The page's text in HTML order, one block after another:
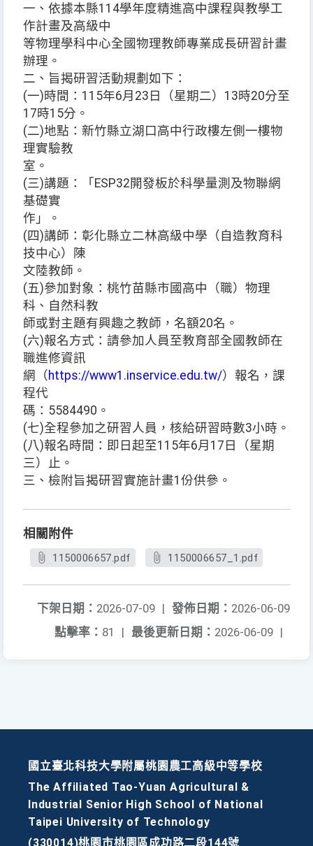
一、依據本縣114學年度精進高中課程與教學工
作計畫及高級中
等物理學科中心全國物理教師專業成長研習計畫
辦理。
二、旨揭研習活動規劃如下：
(一)時間：115年6月23日（星期二）13時20分至
17時15分。
(二)地點：新竹縣立湖口高中行政樓左側一樓物
理實驗教
室。
(三)講題：「ESP32開發板於科學量測及物聯網
基礎實
作」。
(四)講師：彰化縣立二林高級中學（自造教育科
技中心）陳
文陸教師。
(五)參加對象：桃竹苗縣市國高中（職）物理
科、自然科教
師或對主題有興趣之教師，名額20名。
(六)報名方式：請參加人員至教育部全國教師在
職進修資訊
網（ https://www1.inservice.edu.tw/）報名，課
程代
碼：5584490。
(七)全程參加之研習人員，核給研習時數3小時。
(八)報名時間：即日起至115年6月17日（星期
三）止。
三、檢附旨揭研習實施計畫1份供參。
相關附件
1150006657.pdf 1150006657_1.pdf
發佈日期： 2026-06-09
下架日期： 2026-07-09 |
最後更新日期： 2026-06-09 |
點擊率： 81 |
國立臺北科技大學附屬桃園農工高級中等學校
The Affiliated Tao-Yuan Agricultural &
Industrial Senior High School of National
Taipei University of Technology
(330014)桃園市桃園區成功路二段144號